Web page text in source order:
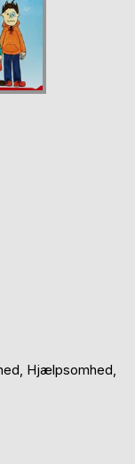
Hjælpsomhed,